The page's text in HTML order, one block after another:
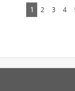
1 2 3 4